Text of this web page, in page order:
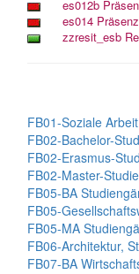
FB01-Soziale
FB02-Bachelor-
FB02-Erasmus-
FB02-Master-
FB05-BA
FB05-
FB05-MA
FB06-Architektur,
FB07-BA